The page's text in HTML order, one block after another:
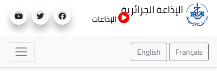
إلى
الإذاعة الجزائرية
الإذاعات
Français
English